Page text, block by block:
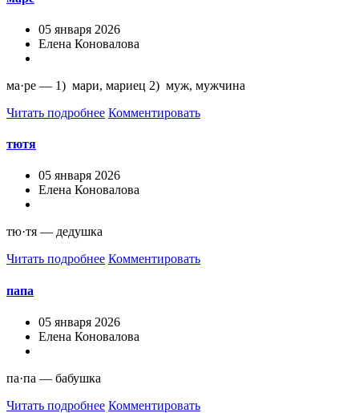
05 января 2026
Елена Коновалова
ма·ре — 1) мари, мариец 2) муж, мужчина
Читать подробнее Комментировать
тютя
05 января 2026
Елена Коновалова
тю·тя — дедушка
Читать подробнее Комментировать
папа
05 января 2026
Елена Коновалова
па·па — бабушка
Читать подробнее Комментировать